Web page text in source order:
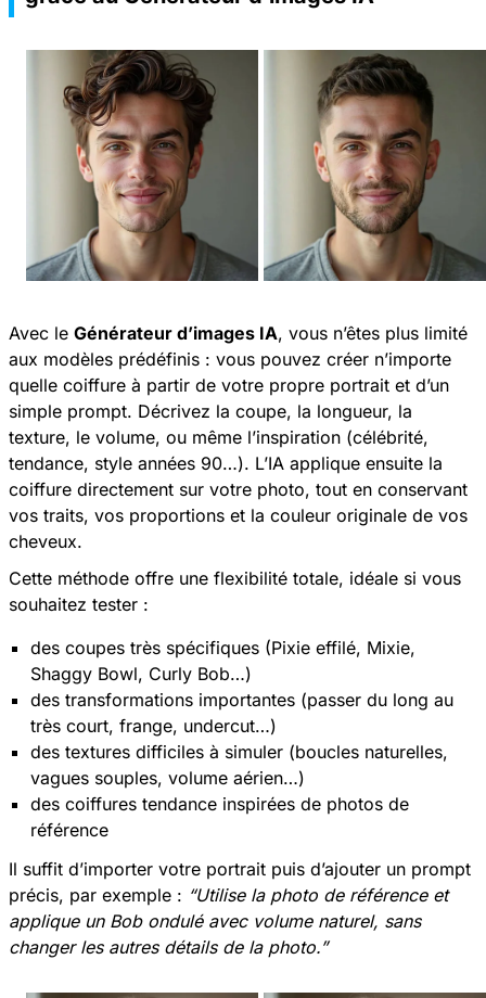
Avec le Générateur d’images IA, vous n’êtes plus limité
aux modèles prédéfinis : vous pouvez créer n’importe
quelle coiffure à partir de votre propre portrait et d’un
simple prompt. Décrivez la coupe, la longueur, la
texture, le volume, ou même l’inspiration (célébrité,
tendance, style années 90…). L’IA applique ensuite la
coiffure directement sur votre photo, tout en conservant
vos traits, vos proportions et la couleur originale de vos
cheveux.
Cette méthode offre une flexibilité totale, idéale si vous
souhaitez tester :
des coupes très spécifiques (Pixie effilé, Mixie,
Shaggy Bowl, Curly Bob…)
des transformations importantes (passer du long au
très court, frange, undercut…)
des textures difficiles à simuler (boucles naturelles,
vagues souples, volume aérien…)
des coiffures tendance inspirées de photos de
référence
Il suffit d’importer votre portrait puis d’ajouter un prompt
précis, par exemple : “Utilise la photo de référence et
applique un Bob ondulé avec volume naturel, sans
changer les autres détails de la photo.”